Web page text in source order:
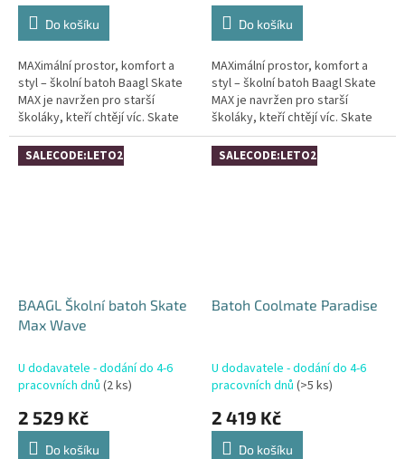
Do košíku
MAXimální prostor, komfort a
styl – školní batoh Baagl Skate
MAX je navržen pro starší
školáky, kteří chtějí víc. Skate
MAX vychází z populární řady
Skate, ale nabízí ještě...
Do košíku
MAXimální prostor, komfort a
styl – školní batoh Baagl Skate
MAX je navržen pro starší
školáky, kteří chtějí víc. Skate
MAX vychází z populární řady
Skate, ale nabízí ještě...
SALECODE:LETO26:4:%
BAAGL Školní batoh Skate
Max Wave
U dodavatele - dodání do 4-6
pracovních dnů (2 ks)
2 529 Kč
Do košíku
SALECODE:LETO26:4:%
Batoh Coolmate Paradise
U dodavatele - dodání do 4-6
pracovních dnů (>5 ks)
2 419 Kč
Do košíku